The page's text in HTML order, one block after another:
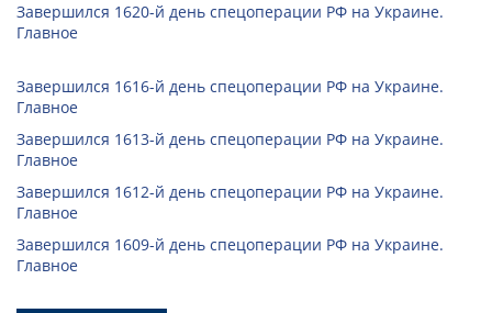
Завершился 1620-й день спецоперации РФ на Украине.
Главное
Завершился 1616-й день спецоперации РФ на Украине.
Главное
Завершился 1613-й день спецоперации РФ на Украине.
Главное
Завершился 1612-й день спецоперации РФ на Украине.
Главное
Завершился 1609-й день спецоперации РФ на Украине.
Главное